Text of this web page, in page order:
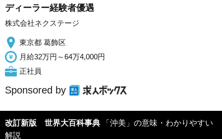
ディーラー経験者優遇
株式会社ネクステージ
東京都 葛飾区
月給32万円～64万4,000円
正社員
Sponsored by
改訂新版 世界大百科事典 「沖美」の意味・わかりやすい
解説